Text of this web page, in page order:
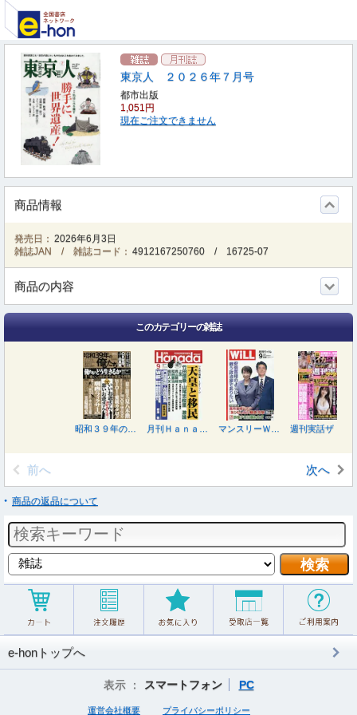
東京人 ２０２６年７月号
都市出版
1,051円
現在ご注文できません
商品情報
発売日： 2026年6月3日
雑誌JAN / 雑誌コード： 4912167250760 / 16725-07
商品の内容
このカテゴリーの雑誌
前へ 次へ
商品の返品について
e-honトップへ
表示 ： スマートフォン PC
運営会社概要 プライバシーポリシー